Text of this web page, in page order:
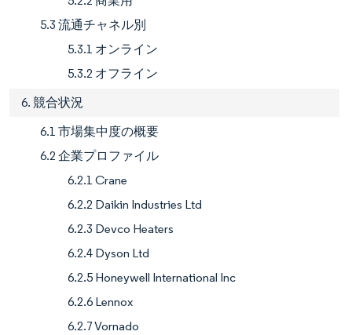
5.3 流通チャネル別
5.3.1 オンライン
5.3.2 オフライン
6. 競合状況
6.1 市場集中度の概要
6.2 企業プロファイル
6.2.1 Crane
6.2.2 Daikin Industries Ltd
6.2.3 Devco Heaters
6.2.4 Dyson Ltd
6.2.5 Honeywell International Inc
6.2.6 Lennox
6.2.7 Vornado